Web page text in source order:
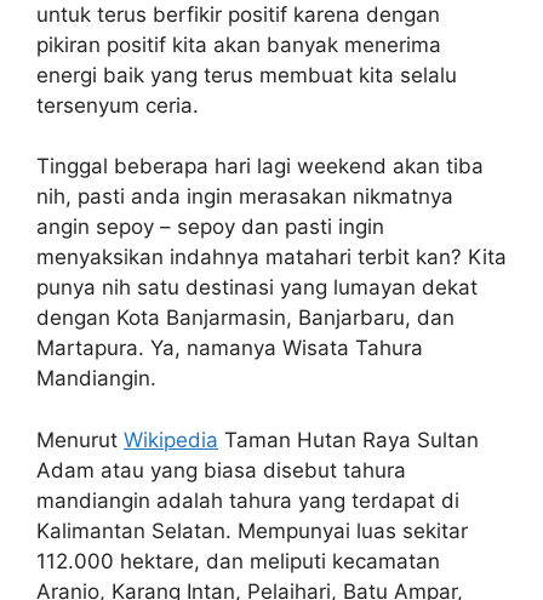
untuk terus berfikir positif karena dengan
pikiran positif kita akan banyak menerima
energi baik yang terus membuat kita selalu
tersenyum ceria.
Tinggal beberapa hari lagi weekend akan tiba
nih, pasti anda ingin merasakan nikmatnya
angin sepoy – sepoy dan pasti ingin
menyaksikan indahnya matahari terbit kan? Kita
punya nih satu destinasi yang lumayan dekat
dengan Kota Banjarmasin, Banjarbaru, dan
Martapura. Ya, namanya Wisata Tahura
Mandiangin.
Menurut Wikipedia Taman Hutan Raya Sultan
Adam atau yang biasa disebut tahura
mandiangin adalah tahura yang terdapat di
Kalimantan Selatan. Mempunyai luas sekitar
112.000 hektare, dan meliputi kecamatan
Aranio, Karang Intan, Pelaihari, Batu Ampar,